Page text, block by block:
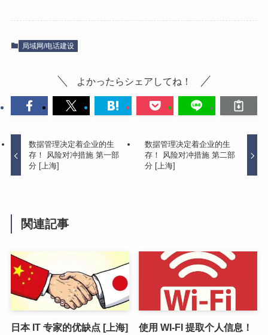
局域网/电话建设
よかったらシェアしてね！
数据管理决定着企业的生
存！ 风险对冲措施 第一部
分 [上海]
数据管理决定着企业的生
存！ 风险对冲措施 第二部
分 [上海]
関連記事
日本 IT 专家的优缺点 [上海]
使用 WI-FI 提取个人信息！